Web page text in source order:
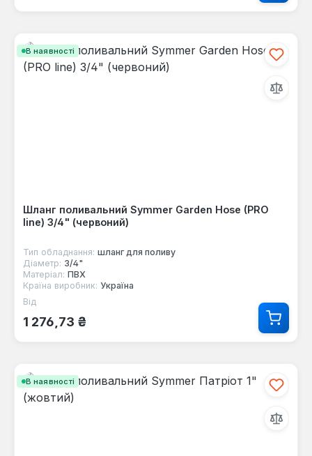
В наявності
Шланг поливальний Symmer Garden Hose (PRO
line) 3/4" (червоний)
Тип обладнання: шланг для поливу
Діаметр: 3/4"
Матеріал: ПВХ
Країна виробник: Україна
Звичайна ціна:
Від
1 276,73 ₴
В наявності